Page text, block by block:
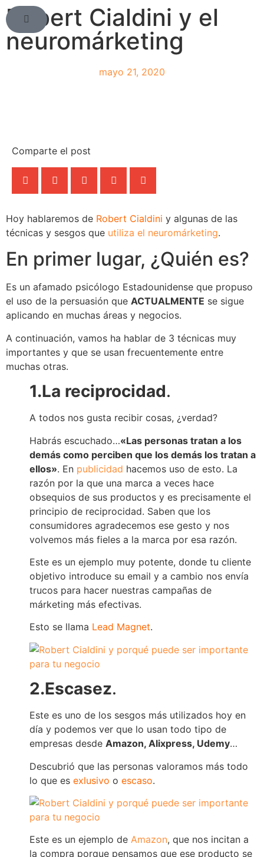
Robert Cialdini y el
neuromárketing
mayo 21, 2020
Comparte el post
Hoy hablaremos de Robert Cialdini y algunas de las
técnicas y sesgos que utiliza el neuromárketing.
En primer lugar, ¿Quién es?
Es un afamado psicólogo Estadounidense que propuso
el uso de la persuasión que ACTUALMENTE se sigue
aplicando en muchas áreas y negocios.
A continuación, vamos ha hablar de 3 técnicas muy
importantes y que se usan frecuentemente entre
muchas otras.
1.La reciprocidad.
A todos nos gusta recibir cosas, ¿verdad?
Habrás escuchado…«Las personas tratan a los
demás como perciben que los demás los tratan a
ellos». En publicidad hacemos uso de esto. La
razón por la que una marca a veces hace
obsequios de sus productos y es precisamente el
principio de reciprocidad. Saben que los
consumidores agradecemos ese gesto y nos
volvemos más fieles a la marca por esa razón.
Este es un ejemplo muy potente, donde tu cliente
objetivo introduce su email y a cambio nos envía
trucos para hacer nuestras campañas de
márketing más efectivas.
Esto se llama Lead Magnet.
2.Escasez.
Este es uno de los sesgos más utilizados hoy en
día y podemos ver que lo usan todo tipo de
empresas desde Amazon, Alixpress, Udemy…
Descubrió que las personas valoramos más todo
lo que es exlusivo o escaso.
Este es un ejemplo de Amazon, que nos incitan a
la compra porque pensamos que ese producto se